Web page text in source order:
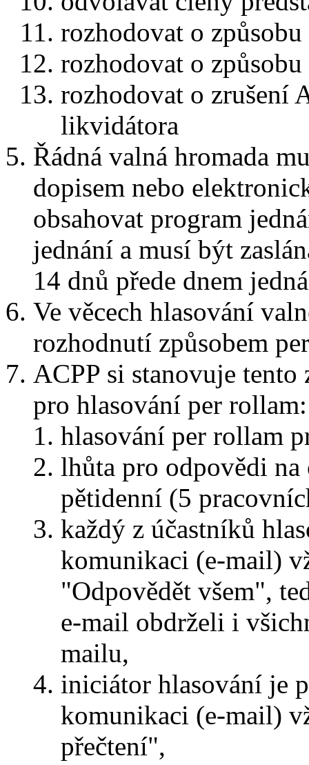
rozhodovat o
rozhodovat o
rozhodovat o zrušení
likvidátora
Řádná valná hromada
dopisem nebo
obsahovat program
jednání a musí být
14 dnů přede dnem
Ve věcech hlasování
rozhodnutí způsobem
ACPP si stanovuje
pro hlasování per rollam:
hlasování per rollam
lhůta pro odpovědi
pětidenní (5
každý z účastníků
komunikaci (e-mail)
"Odpovědět všem",
e-mail obdrželi i
mailu,
iniciátor hlasování je
komunikaci (e-mail)
přečtení",